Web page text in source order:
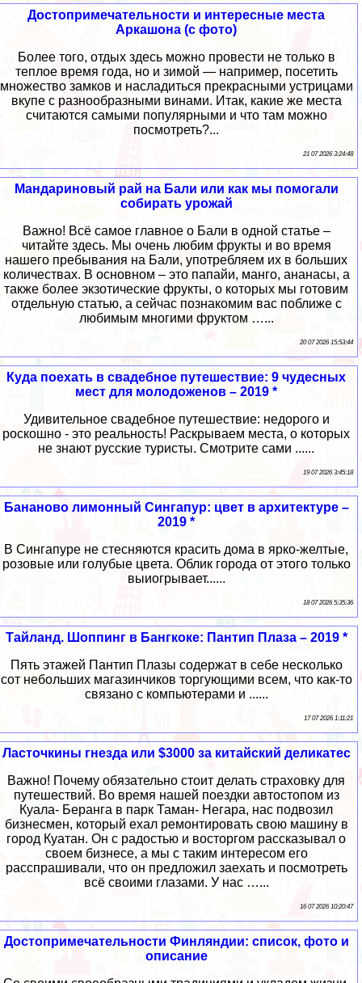
Достопримечательности и интересные места
Аркашона (с фото)
Более того, отдых здесь можно провести не только в
теплое время года, но и зимой — например, посетить
множество замков и насладиться прекрасными устрицами
вкупе с разнообразными винами. Итак, какие же места
считаются самыми популярными и что там можно
посмотреть?...
21 07 2026 3:24:48
Мандариновый рай на Бали или как мы помогали
собирать урожай
Важно! Всё самое главное о Бали в одной статье –
читайте здесь. Мы очень любим фрукты и во время
нашего пребывания на Бали, употребляем их в больших
количествах. В основном – это папайи, манго, ананасы, а
также более экзотические фрукты, о которых мы готовим
отдельную статью, а сейчас познакомим вас поближе с
любимым многими фруктом …...
20 07 2026 15:53:44
Куда поехать в свадебное путешествие: 9 чудесных
мест для молодоженов – 2019 *
Удивительное свадебное путешествие: недорого и
роскошно - это реальность! Раскрываем места, о которых
не знают русские туристы. Смотрите сами ......
19 07 2026 3:45:18
Бананово лимонный Сингапур: цвет в архитектуре –
2019 *
В Сингапуре не стесняются красить дома в ярко-желтые,
розовые или голубые цвета. Облик города от этого только
выиогрывает......
18 07 2026 5:35:36
Тайланд. Шоппинг в Бангкоке: Пантип Плаза – 2019 *
Пять этажей Пантип Плазы содержат в себе несколько
сот небольших магазинчиков торгующими всем, что как-то
связано с компьютерами и ......
17 07 2026 1:11:21
Ласточкины гнезда или $3000 за китайский деликатес
Важно! Почему обязательно стоит делать страховку для
путешествий. Во время нашей поездки автостопом из
Куала- Беранга в парк Таман- Негара, нас подвозил
бизнесмен, который ехал ремонтировать свою машину в
город Куатан. Он с радостью и восторгом рассказывал о
своем бизнесе, а мы с таким интересом его
расспрашивали, что он предложил заехать и посмотреть
всё своими глазами. У нас …...
16 07 2026 10:20:47
Достопримечательности Финляндии: список, фото и
описание